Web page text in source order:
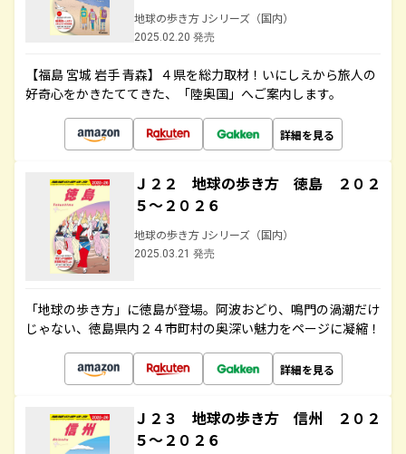
地球の歩き方 Jシリーズ（国内）
2025.02.20 発売
【福島 宮城 岩手 青森】４県を総力取材！いにしえから旅人の
好奇心をかきたててきた、「陸奥国」へご案内します。
詳細を見る
Ｊ２２ 地球の歩き方 徳島 ２０２
５～２０２６
地球の歩き方 Jシリーズ（国内）
2025.03.21 発売
「地球の歩き方」に徳島が登場。阿波おどり、鳴門の渦潮だけ
じゃない、徳島県内２４市町村の奥深い魅力をページに凝縮！
詳細を見る
Ｊ２３ 地球の歩き方 信州 ２０２
５～２０２６